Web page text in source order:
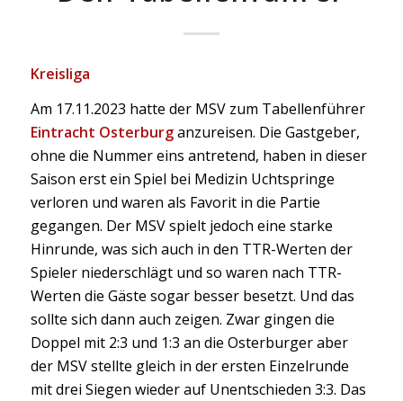
Kreisliga
Am 17.11.2023 hatte der MSV zum Tabellenführer
Eintracht Osterburganzureisen. Die Gastgeber,
ohne die Nummer eins antretend, haben in dieser
Saison erst ein Spiel bei Medizin Uchtspringe
verloren und waren als Favorit in die Partie
gegangen. Der MSV spielt jedoch eine starke
Hinrunde, was sich auch in den TTR-Werten der
Spieler niederschlägt und so waren nach TTR-
Werten die Gäste sogar besser besetzt. Und das
sollte sich dann auch zeigen. Zwar gingen die
Doppel mit 2:3 und 1:3 an die Osterburger aber
der MSV stellte gleich in der ersten Einzelrunde
mit drei Siegen wieder auf Unentschieden 3:3. Das